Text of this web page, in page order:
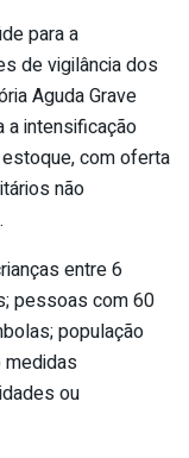
para a
de vigilância dos
Aguda Grave
a intensificação
com oferta
não
entre 6
pessoas com 60
população
ou